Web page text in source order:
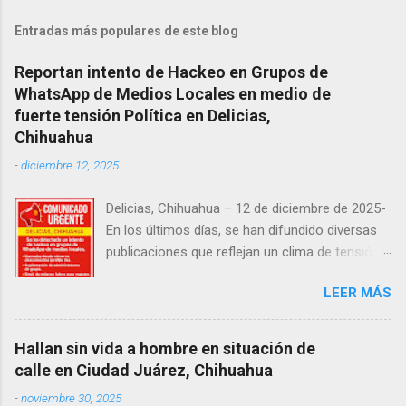
Entradas más populares de este blog
Reportan intento de Hackeo en Grupos de
WhatsApp de Medios Locales en medio de
fuerte tensión Política en Delicias,
Chihuahua
-diciembre 12, 2025
Delicias, Chihuahua – 12 de diciembre de 2025-
En los últimos días, se han difundido diversas
publicaciones que reflejan un clima de tensión
señalamientos sobre presuntas irregularidades
atribuidas a elementos de la Fiscalía General de
la República, así como manifestaciones de
agricultores en rechazo a la Ley de Agua. Ayer,
durante una posada organizada por la
LEER MÁS
Hallan sin vida a hombre en situación de
calle en Ciudad Juárez, Chihuahua
-noviembre 30, 2025